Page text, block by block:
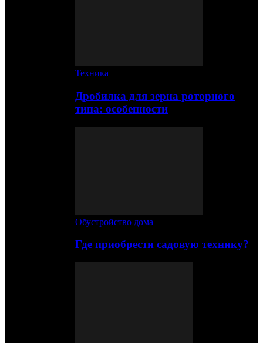
Техника
Дробилка для зерна роторного
типа: особенности
Обустройство дома
Где приобрести садовую технику?